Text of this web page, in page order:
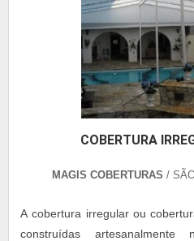
COBERTURA
MAGIS COBERTURAS /
A cobertura irregular ou
construídas artesanalmente